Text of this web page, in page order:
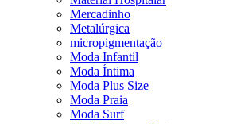
Mercadinho
Metalúrgica
micropigmentação
Moda Infantil
Moda Íntima
Moda Plus Size
Moda Praia
Moda Surf